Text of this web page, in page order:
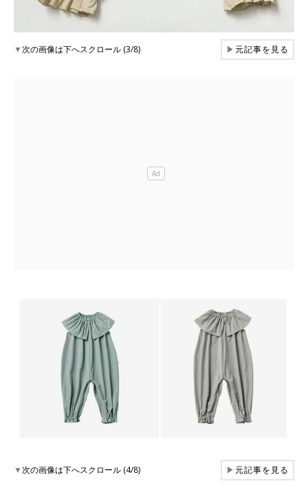
▼次の画像は下へスクロール (3/8) ▶元記事を見る
▼次の画像は下へスクロール (4/8) ▶元記事を見る